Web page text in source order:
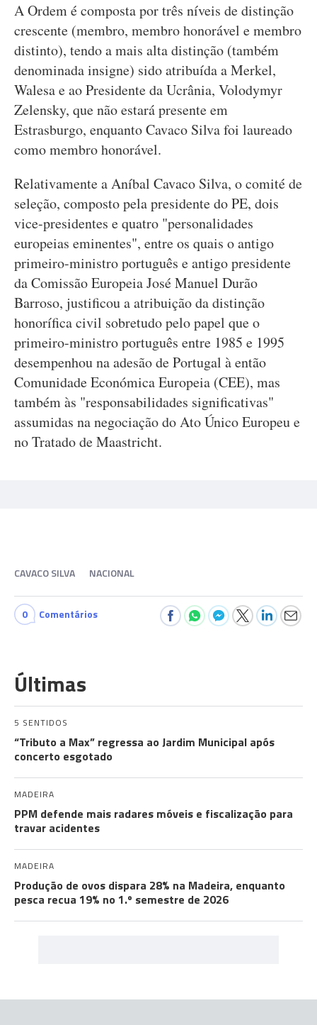
A Ordem é composta por três níveis de distinção
crescente (membro, membro honorável e membro
distinto), tendo a mais alta distinção (também
denominada insigne) sido atribuída a Merkel,
Walesa e ao Presidente da Ucrânia, Volodymyr
Zelensky, que não estará presente em
Estrasburgo, enquanto Cavaco Silva foi laureado
como membro honorável.
Relativamente a Aníbal Cavaco Silva, o comité de
seleção, composto pela presidente do PE, dois
vice-presidentes e quatro "personalidades
europeias eminentes", entre os quais o antigo
primeiro-ministro português e antigo presidente
da Comissão Europeia José Manuel Durão
Barroso, justificou a atribuição da distinção
honorífica civil sobretudo pelo papel que o
primeiro-ministro português entre 1985 e 1995
desempenhou na adesão de Portugal à então
Comunidade Económica Europeia (CEE), mas
também às "responsabilidades significativas"
assumidas na negociação do Ato Único Europeu e
no Tratado de Maastricht.
CAVACO SILVA NACIONAL
0 Comentários
Últimas
5 SENTIDOS
“Tributo a Max” regressa ao Jardim Municipal após
concerto esgotado
MADEIRA
PPM defende mais radares móveis e fiscalização para
travar acidentes
MADEIRA
Produção de ovos dispara 28% na Madeira, enquanto
pesca recua 19% no 1.º semestre de 2026